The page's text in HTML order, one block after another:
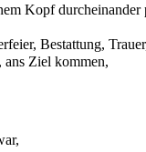
Kopf durcheinander
Bestattung,
ans Ziel kommen,